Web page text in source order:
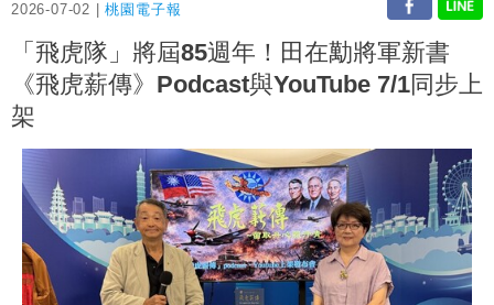
2026-07-02 |桃園電子報
「飛虎隊」將屆85週年！田在勱將軍新書
《飛虎薪傳》Podcast與YouTube 7/1同步上
架